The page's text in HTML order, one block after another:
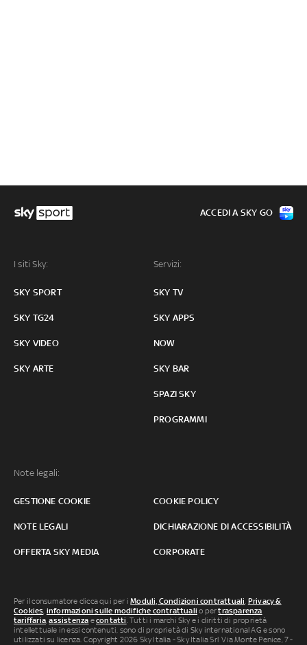
I siti Sky:
SKY SPORT
SKY TG24
SKY VIDEO
SKY ARTE
Servizi:
SKY TV
SKY APPS
NOW
SKY BAR
SPAZI SKY
PROGRAMMI
Note legali:
GESTIONE COOKIE COOKIE POLICY
NOTE LEGALI DICHIARAZIONE DI ACCESSIBILITÀ
OFFERTA SKY MEDIA CORPORATE
ACCEDI A SKY GO
Per il consumatore clicca qui per iModuli, Condizioni contrattuali, Privacy &
Cookies, informazioni sulle modifiche contrattuali o pertrasparenza
tariffaria,assistenza econtatti. Tutti i marchi Sky e i diritti di proprietà
intellettuale in essi contenuti, sono di proprietà di Sky international AG e sono
utilizzati su licenza. Copyright 2026 Sky Italia - Sky Italia Srl Via Monte Penice, 7 -